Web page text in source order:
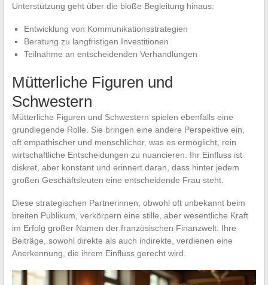
Unterstützung geht über die bloße Begleitung hinaus:
Entwicklung von Kommunikationsstrategien
Beratung zu langfristigen Investitionen
Teilnahme an entscheidenden Verhandlungen
Mütterliche Figuren und
Schwestern
Mütterliche Figuren und Schwestern spielen ebenfalls eine
grundlegende Rolle. Sie bringen eine andere Perspektive ein,
oft empathischer und menschlicher, was es ermöglicht, rein
wirtschaftliche Entscheidungen zu nuancieren. Ihr Einfluss ist
diskret, aber konstant und erinnert daran, dass hinter jedem
großen Geschäftsleuten eine entscheidende Frau steht.
Diese strategischen Partnerinnen, obwohl oft unbekannt beim
breiten Publikum, verkörpern eine stille, aber wesentliche Kraft
im Erfolg großer Namen der französischen Finanzwelt. Ihre
Beiträge, sowohl direkte als auch indirekte, verdienen eine
Anerkennung, die ihrem Einfluss gerecht wird.